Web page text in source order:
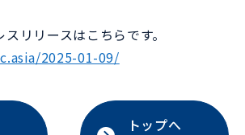
リリースはこちらです。
2025-01-09/
トップへ